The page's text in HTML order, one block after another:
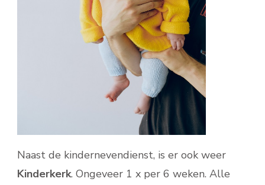
Naast de kindernevendienst, is er ook weer
Kinderkerk. Ongeveer 1 x per 6 weken. Alle